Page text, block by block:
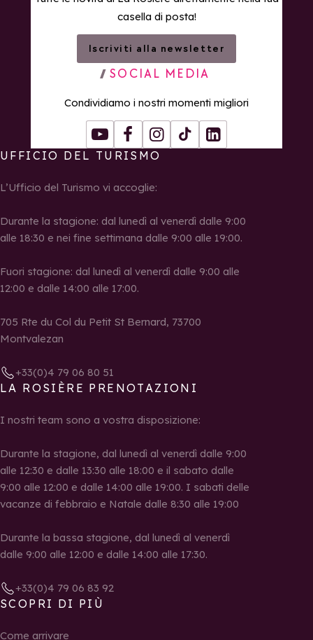
casella di posta!
Iscriviti alla newsletter
SOCIAL MEDIA
Condividiamo i nostri momenti migliori
YoutubeFacebookInstagram
Tiktok LinkedIn
UFFICIO DEL TURISMO
L’Ufficio del Turismo vi accoglie:
Durante la stagione: dal lunedì al venerdì dalle 9:00
alle 18:30 e nei fine settimana dalle 9:00 alle 19:00.
Fuori stagione: dal lunedì al venerdì dalle 9:00 alle
12:00 e dalle 14:00 alle 17:00.
705 Rte du Col du Petit St Bernard, 73700
Montvalezan
+33(0)4 79 06 80 51
LA ROSIÈRE PRENOTAZIONI
I nostri team sono a vostra disposizione:
Durante la stagione, dal lunedì al venerdì dalle 9:00
alle 12:30 e dalle 13:30 alle 18:00 e il sabato dalle
9:00 alle 12:00 e dalle 14:00 alle 19:00. I sabati delle
vacanze di febbraio e Natale dalle 8:30 alle 19:00
Durante la bassa stagione, dal lunedì al venerdì
dalle 9:00 alle 12:00 e dalle 14:00 alle 17:30.
+33(0)4 79 06 83 92
SCOPRI DI PIÙ
Come arrivare